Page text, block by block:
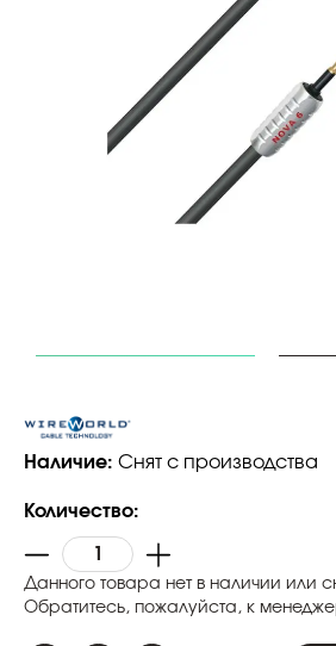
Наличие: Снят с производства
Количество:
Данного товара нет в наличии или
Обратитесь, пожалуйста, к